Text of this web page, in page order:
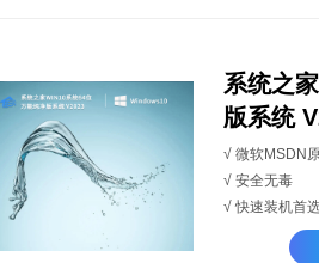
系统之
版系统
√ 微软MSDN
√ 安全无毒
√ 快速装机首